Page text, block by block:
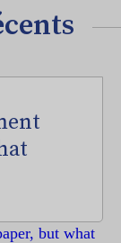
but what